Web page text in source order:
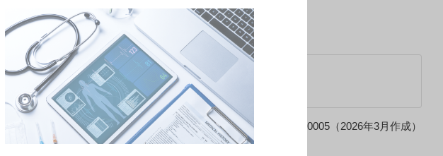
GRA-AMN-00005（2026年3月作成）